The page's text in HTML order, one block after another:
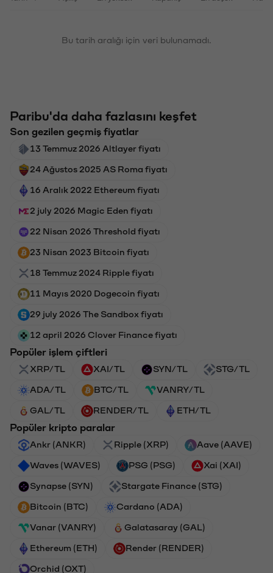
Bu tarih aralığı için veri bulunamadı.
Paribu'da daha fazlasını keşfet
Son gezilen geçmiş fiyatlar
13 Temmuz 2026 Altlayer fiyatı
24 Ağustos 2025 AS Roma fiyatı
16 Aralık 2022 Ethereum fiyatı
2 july 2026 Magic Eden fiyatı
22 Nisan 2026 Threshold fiyatı
23 Nisan 2023 Bitcoin fiyatı
18 Temmuz 2024 Ripple fiyatı
11 Mayıs 2020 Dogecoin fiyatı
29 july 2026 The Sandbox fiyatı
12 april 2026 Clover Finance fiyatı
Popüler işlem çiftleri
XRP/TL XAI/TL SYN/TL STG/TL
ADA/TL BTC/TL VANRY/TL
GAL/TL RENDER/TL ETH/TL
Popüler kripto paralar
Ankr (ANKR) Ripple (XRP) Aave (AAVE)
Waves (WAVES) PSG (PSG) Xai (XAI)
Synapse (SYN) Stargate Finance (STG)
Bitcoin (BTC) Cardano (ADA)
Vanar (VANRY) Galatasaray (GAL)
Ethereum (ETH) Render (RENDER)
Orchid (OXT)